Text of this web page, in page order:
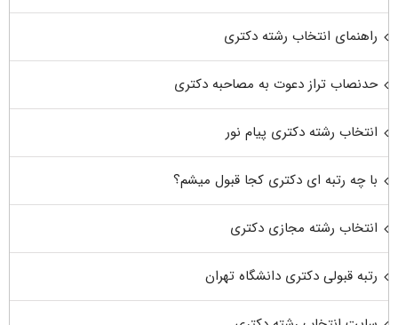
راهنمای انتخاب رشته دکتری
حدنصاب تراز دعوت به مصاحبه دکتری
انتخاب رشته دکتری پیام نور
با چه رتبه ای دکتری کجا قبول میشم؟
انتخاب رشته مجازی دکتری
رتبه قبولی دکتری دانشگاه تهران